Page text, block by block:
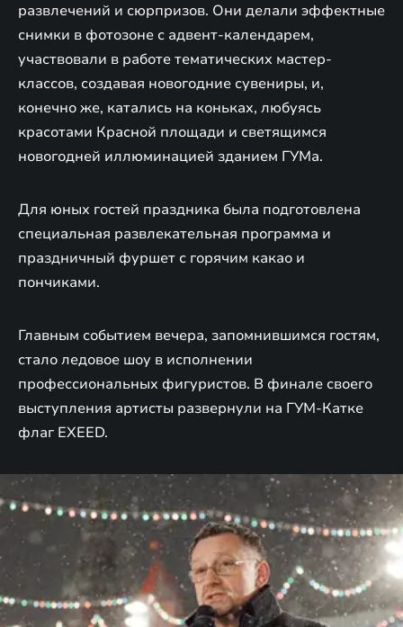
развлечений и сюрпризов. Они делали эффектные
снимки в фотозоне с адвент-календарем,
участвовали в работе тематических мастер-
классов, создавая новогодние сувениры, и,
конечно же, катались на коньках, любуясь
красотами Красной площади и светящимся
новогодней иллюминацией зданием ГУМа.
Для юных гостей праздника была подготовлена
специальная развлекательная программа и
праздничный фуршет с горячим какао и
пончиками.
Главным событием вечера, запомнившимся гостям,
стало ледовое шоу в исполнении
профессиональных фигуристов. В финале своего
выступления артисты развернули на ГУМ-Катке
флаг EXEED.